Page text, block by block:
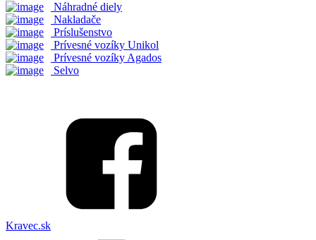
Náhradné diely
Nakladače
Príslušenstvo
Prívesné vozíky Unikol
Prívesné vozíky Agados
Selvo
Kravec.sk